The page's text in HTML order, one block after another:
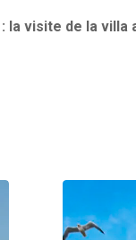
la visite de la